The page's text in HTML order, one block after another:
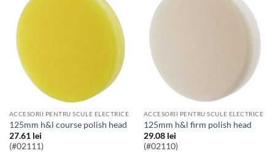
ACCESORII PENTRU SCULE ELECTRICE
125mm h&l course polish head
27.61 lei
(#02111)
ACCESORII PENTRU SCULE ELECTRICE
125mm h&l firm polish head
29.08 lei
(#02110)